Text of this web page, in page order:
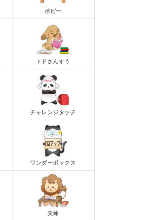
ポピー
トドさんすう
チャレンジタッチ
ワンダーボックス
天神